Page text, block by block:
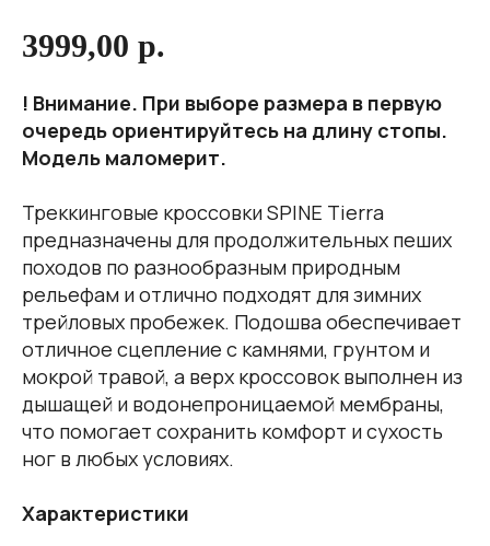
3999,00 р.
! Внимание. При выборе размера в первую
очередь ориентируйтесь на длину стопы.
Модель маломерит.
Треккинговые кроссовки SPINE Tierra
предназначены для продолжительных пеших
походов по разнообразным природным
рельефам и отлично подходят для зимних
трейловых пробежек. Подошва обеспечивает
отличное сцепление с камнями, грунтом и
мокрой травой, а верх кроссовок выполнен из
дышащей и водонепроницаемой мембраны,
что помогает сохранить комфорт и сухость
ног в любых условиях.
Характеристики